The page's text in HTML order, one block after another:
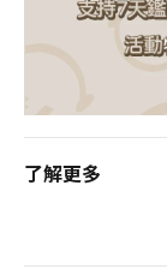
了解更多